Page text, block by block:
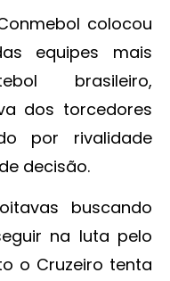
colocou
equipes mais
brasileiro,
dos torcedores
por rivalidade
decisão.
buscando
na luta pelo
o Cruzeiro tenta